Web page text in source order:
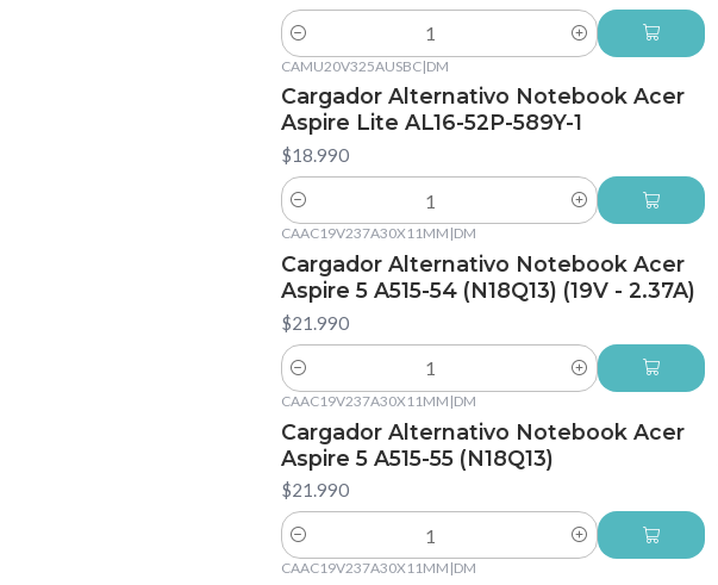
Cantidad
CAMU20V325AUSBC|DM
Cargador Alternativo Notebook Acer
Aspire Lite AL16-52P-589Y-1
$18.990
Cantidad
CAAC19V237A30X11MM |DM
Cargador Alternativo Notebook Acer
Aspire 5 A515-54 (N18Q13) (19V - 2.37A)
$21.990
Cantidad
CAAC19V237A30X11MM |DM
Cargador Alternativo Notebook Acer
Aspire 5 A515-55 (N18Q13)
$21.990
Cantidad
CAAC19V237A30X11MM |DM